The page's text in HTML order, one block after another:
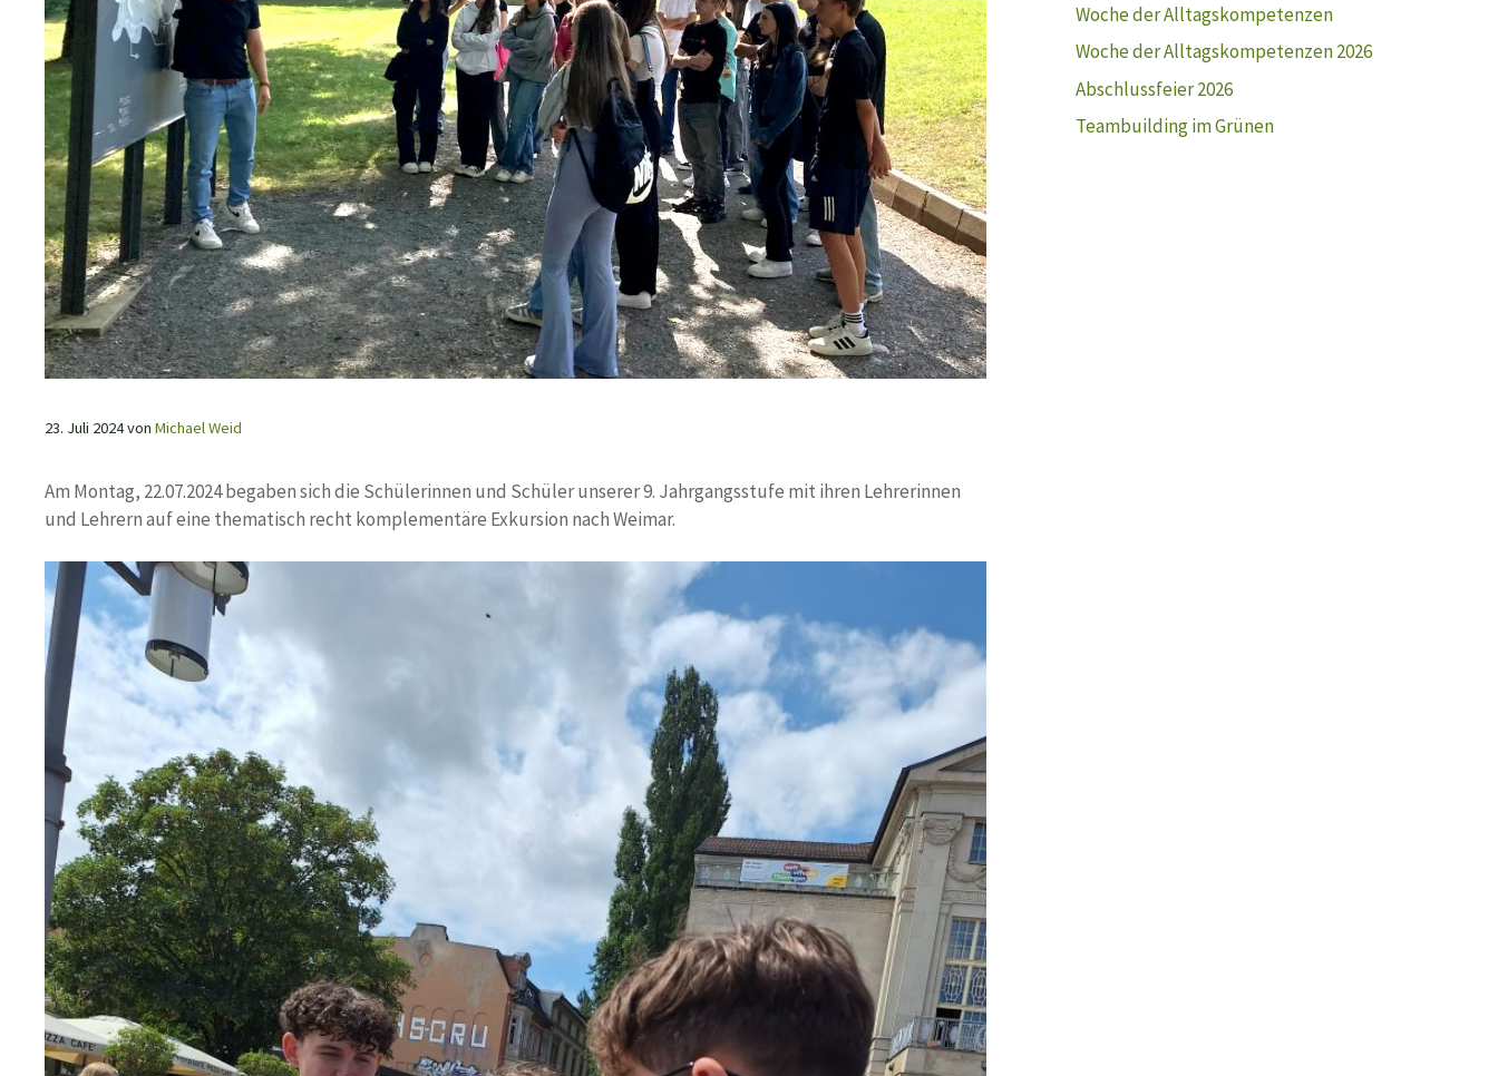
23. Juli 2024von Michael Weid
Am Montag, 22.07.2024 begaben sich die Schülerinnen und Schüler unserer 9. Jahrgangsstufe mit ihren Lehrerinnen
und Lehrern auf eine thematisch recht komplementäre Exkursion nach Weimar.
Woche der Alltagskompetenzen
Woche der Alltagskompetenzen 2026
Abschlussfeier 2026
Teambuilding im Grünen